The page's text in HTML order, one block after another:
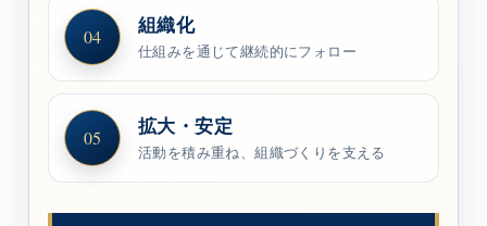
04
組織化
仕組みを通じて継続的にフォロー
05
拡大・安定
活動を積み重ね、組織づくりを支える